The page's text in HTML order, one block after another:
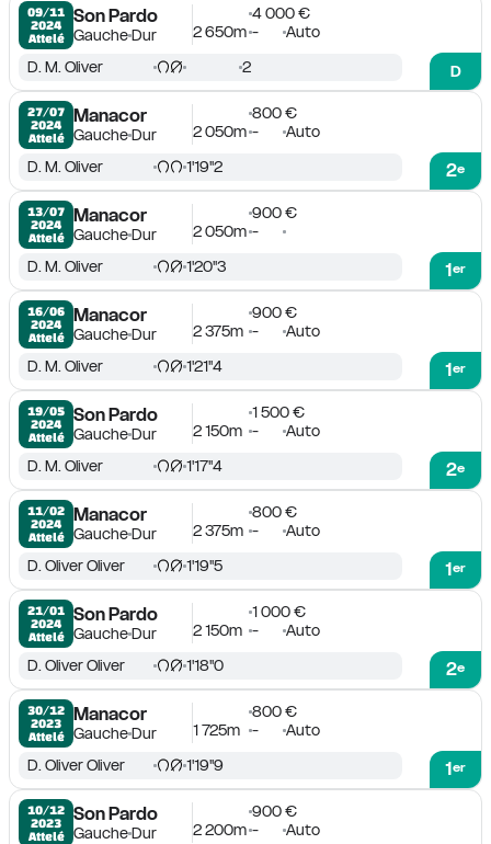
09/11
2024
Attelé
Son Pardo
GaucheDur
4 000 €
2 650m -
Auto
D
D. M. Oliver 2
27/07
2024
Attelé
Manacor
GaucheDur
800 €
2 050m - Auto
2e
D. M. Oliver 1'19''2
13/07
2024
Attelé
Manacor
GaucheDur
900 €
2 050m -
1er
D. M. Oliver 1'20''3
16/06
2024
Attelé
Manacor
GaucheDur
900 €
2 375m - Auto
1er
D. M. Oliver 1'21''4
19/05
2024
Attelé
Son Pardo
GaucheDur
1 500 €
2 150m - Auto
2e
D. M. Oliver 1'17''4
11/02
2024
Attelé
Manacor
GaucheDur
800 €
2 375m - Auto
1er
D. Oliver Oliver 1'19''5
21/01
2024
Attelé
Son Pardo
GaucheDur
1 000 €
2 150m - Auto
2e
D. Oliver Oliver 1'18''0
30/12
2023
Attelé
Manacor
GaucheDur
800 €
1 725m
- Auto
1er
D. Oliver Oliver 1'19''9
10/12
2023
Attelé
Son Pardo
GaucheDur
900 €
2 200m - Auto